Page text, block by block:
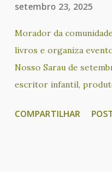
setembro 23, 2025
Morador da
livros e organiza
Nosso Sarau de
escritor infantil,
Bruno Black, que
COMPARTILHAR